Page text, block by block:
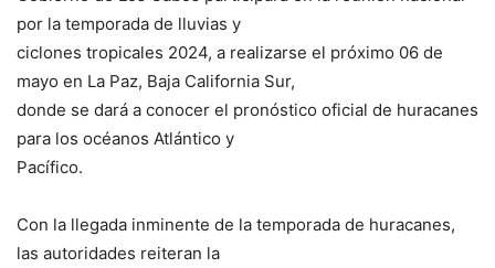
por la temporada de lluvias y
ciclones tropicales 2024, a realizarse el próximo 06 de
mayo en La Paz, Baja California Sur,
donde se dará a conocer el pronóstico oficial de huracanes
para los océanos Atlántico y
Pacífico.
Con la llegada inminente de la temporada de huracanes,
las autoridades reiteran la